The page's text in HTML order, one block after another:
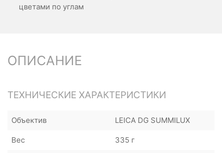
цветами по углам
ОПИСАНИЕ
ТЕХНИЧЕСКИЕ ХАРАКТЕРИСТИКИ
Объектив LEICA DG SUMMILUX
Вес 335 г